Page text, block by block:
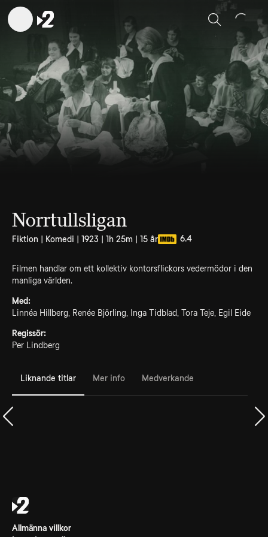
Sök
Norrtullsligan
Fiktion | Komedi | 1923 | 1h 25m | 15 år 6.4
Filmen handlar om ett kollektiv kontorsflickors vedermödor i den
manliga världen.
Med:
Linnéa Hillberg, Renée Björling, Inga Tidblad, Tora Teje, Egil Eide
Regissör:
Per Lindberg
Liknande titlar Mer info Medverkande
Allmänna villkor